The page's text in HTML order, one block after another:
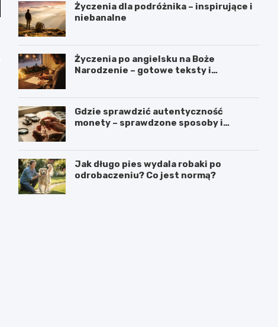
Życzenia dla podróżnika – inspirujące i
niebanalne
Życzenia po angielsku na Boże
Narodzenie – gotowe teksty i
Gdzie sprawdzić autentyczność
monety – sprawdzone sposoby i
Jak długo pies wydala robaki po
odrobaczeniu? Co jest normą?